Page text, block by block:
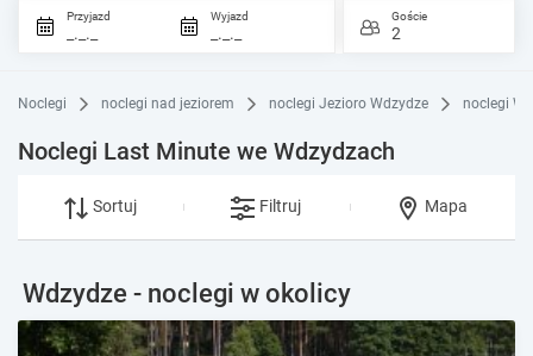
Przyjazd
_._._
Wyjazd
_._._
Goście
2
Noclegi noclegi nad jeziorem noclegi Jezioro Wdzydze noclegi
Noclegi Last Minute we Wdzydzach
Sortuj Filtruj Mapa
Wdzydze - noclegi w okolicy